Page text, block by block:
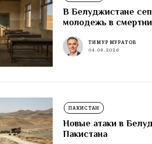
В Белуджистане
молодежь в
ТИМУР МУРАТОВ
04.08.2026
ПАКИСТАН
Новые атаки в
Пакистана